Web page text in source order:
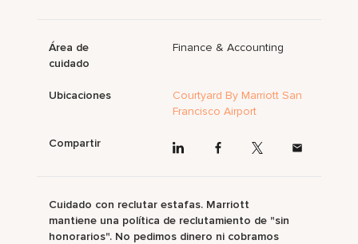
Área de
cuidado
Finance & Accounting
Ubicaciones
Courtyard By Marriott San
Francisco Airport
Compartir
Cuidado con reclutar estafas. Marriott
mantiene una política de reclutamiento de "sin
honorarios". No pedimos dinero ni cobramos